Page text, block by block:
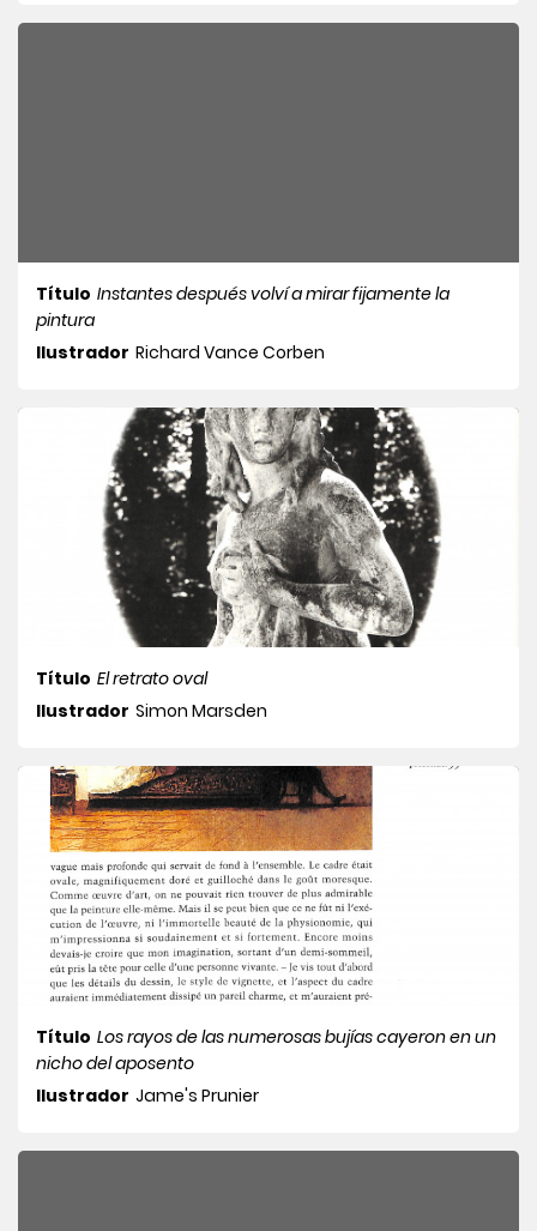
Título Instantes después volví a mirar fijamente la
pintura
Ilustrador Richard Vance Corben
Título El retrato oval
Ilustrador Simon Marsden
Título Los rayos de las numerosas bujías cayeron en un
nicho del aposento
Ilustrador Jame's Prunier